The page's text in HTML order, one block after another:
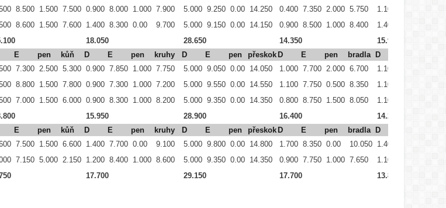
8.500 1.500 7.500 0.900 8.000 1.000 7.900 5.000 9.250 0.00 14.250 0.400 7.350 2.000 5.750 1.100
8.600 1.500 7.600 1.400 8.300 0.00 9.700 5.000 9.150 0.00 14.150 0.900 8.500 1.000 8.400 1.400
18.050 28.650 14.350
15.950
E pen kůň D E pen kruhy D E pen přeskok D E pen bradla D
7.300 2.500 5.300 0.900 7.850 1.000 7.750 5.000 9.050 0.00 14.050 1.000 7.700 2.000 6.700 1.100
8.800 1.500 7.800 0.900 7.300 1.000 7.200 5.000 9.550 0.00 14.550 1.100 7.750 0.500 8.350 1.100
7.000 1.500 6.000 0.900 8.300 1.000 8.200 5.000 9.350 0.00 14.350 0.800 8.750 1.500 8.050 1.100
15.950 28.900 16.400
14.200
E pen kůň D E pen kruhy D E pen přeskok D E pen bradla D
7.500 1.500 6.600 1.400 7.700 0.00 9.100 5.000 9.800 0.00 14.800 1.700 8.350 0.00 10.050 1.400
7.150 5.000 2.150 1.200 8.400 1.000 8.600 5.000 9.350 0.00 14.350 0.900 7.750 1.000 7.650 1.100
17.700 29.150 17.700 13.850